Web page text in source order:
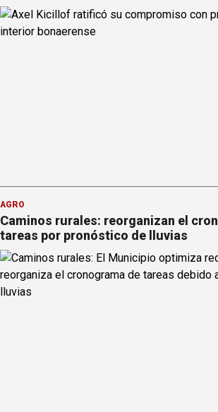
AGRO
Caminos rurales: reorganizan el
tareas por pronóstico de lluvias